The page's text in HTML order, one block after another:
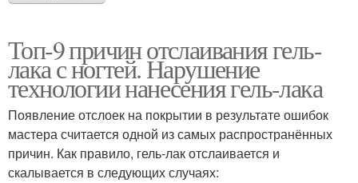
Топ-9 причин отслаивания гель-
лака с ногтей. Нарушение
технологии нанесения гель-лака
Появление отслоек на покрытии в результате ошибок
мастера считается одной из самых распространённых
причин. Как правило, гель-лак отслаивается и
скалывается в следующих случаях: